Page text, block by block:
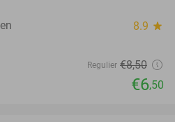
8.9 star
Regulier €8,50
€6,50